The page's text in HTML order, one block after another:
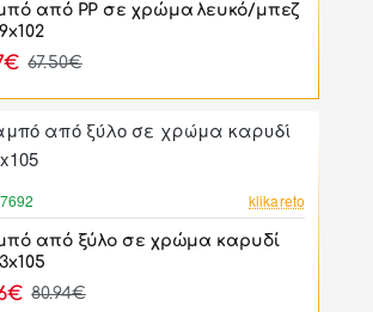
από PP σε χρώμα λευκό/μπεζ
67.50€
klikareto
από ξύλο σε χρώμα καρυδί
80.94€